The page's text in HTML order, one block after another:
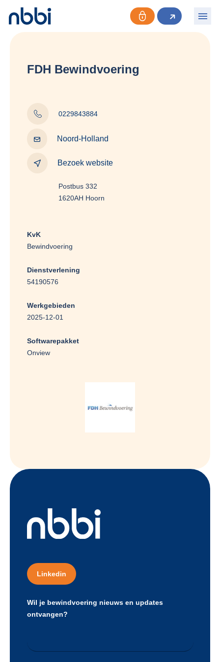
FDH Bewindvoering
0229843884
Noord-Holland
Bezoek website
Postbus 332
1620AH Hoorn
KvK
Bewindvoering
Dienstverlening
54190576
Werkgebieden
2025-12-01
Softwarepakket
Onview
Linkedin
Wil je bewindvoering nieuws en updates
ontvangen?